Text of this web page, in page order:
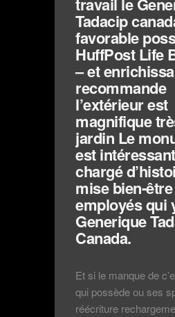
Tadacip
favorable
HuffPost Life
– et
recommande
l’extérieur est
magnifique
jardin Le
est
chargé
mise bien-
employés qui
Generique
Canada.
Et si le manque de
qui possède ou ses
réécriture